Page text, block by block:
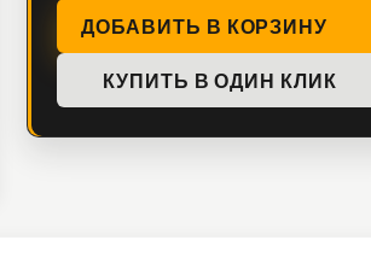
ДОБАВИТЬ В КОРЗИНУ
КУПИТЬ В ОДИН КЛИК